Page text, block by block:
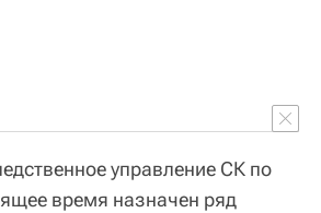
управление СК по
время назначен ряд